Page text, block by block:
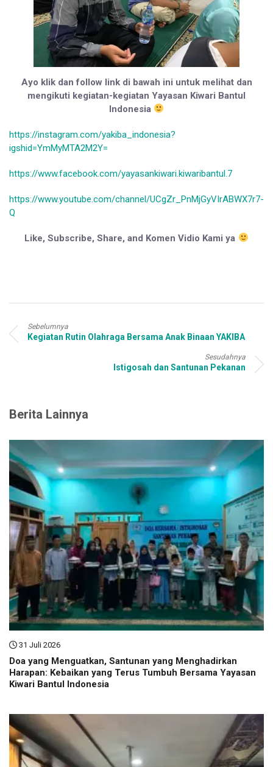
Ayo klik dan follow link di bawah ini untuk melihat dan
mengikuti kegiatan-kegiatan Yayasan Kiwari Bantul
Indonesia
https://instagram.com/yakiba_indonesia?
igshid=YmMyMTA2M2Y=
https://www.facebook.com/yayasankiwari.kiwaribantul.7
https://www.youtube.com/channel/UCgZr_PnMjGyVIrABWX7r7-
Q
Like, Subscribe, Share, and Komen Vidio Kami ya
Sebelumnya
Kegiatan Rutin Olahraga Bersama Anak Binaan YAKIBA
Sesudahnya
Istigosah dan Santunan Pekanan
Berita Lainnya
31 Juli 2026
Doa yang Menguatkan, Santunan yang Menghadirkan
Harapan: Kebaikan yang Terus Tumbuh Bersama Yayasan
Kiwari Bantul Indonesia